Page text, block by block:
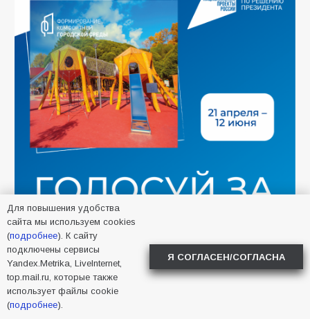
САМОЕ ЧИТАЕМОЕ
Батайчане привезли 20 наград с областных
Для повышения удобства
сайта мы используем cookies
(подробнее). К сайту
подключены сервисы
Yandex.Metrika, LiveInternet,
top.mail.ru, которые также
использует файлы cookie
(подробнее).
Я СОГЛАСЕН/СОГЛАСНА